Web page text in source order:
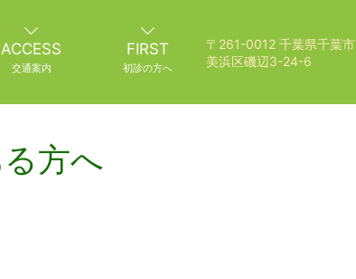
ACCESS
交通案内
FIRST
初診の方へ
〒261-0012 千葉県千葉市
美浜区磯辺3-24-6
方へ